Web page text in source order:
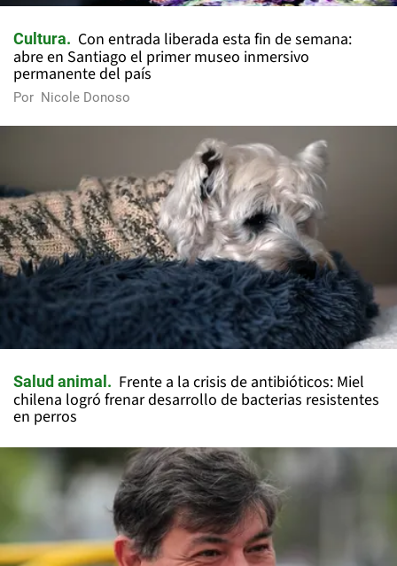
Cultura
Con entrada liberada esta fin de semana:
abre en Santiago el primer museo inmersivo
permanente del país
Por Nicole Donoso
Salud animal
Frente a la crisis de antibióticos: Miel
chilena logró frenar desarrollo de bacterias resistentes
en perros